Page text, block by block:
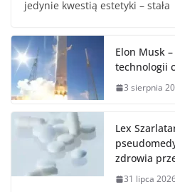
jedynie kwestią estetyki – stała
Elon Musk
technologii
3 sierpnia
Lex
zdrowia
31 lipca